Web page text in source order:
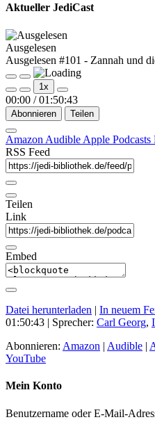
Aktueller JediCast
Ausgelesen
Ausgelesen #101 - Zannah und
Play
Episode
Pause
Episode
1x
00:00 / 01:50:43
Abonnieren Teilen
Amazon Audible Apple Podcasts
RSS Feed
Teilen
Link
Embed
Datei herunterladen | In neuem
01:50:43 | Sprecher: Carl Georg,
Abonnieren: Amazon | Audible |
YouTube
Mein Konto
Benutzername oder E-Mail-